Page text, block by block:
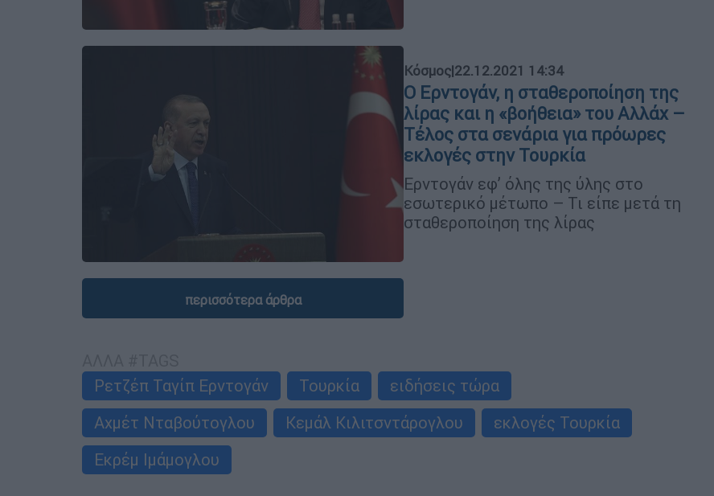
Κόσμος|22.12.2021 14:34
Ο Ερντογάν, η σταθεροποίηση της
λίρας και η «βοήθεια» του Αλλάχ –
Τέλος στα σενάρια για πρόωρες
εκλογές στην Τουρκία
Ερντογάν εφ’ όλης της ύλης στο
εσωτερικό μέτωπο – Τι είπε μετά τη
σταθεροποίηση της λίρας
περισσότερα άρθρα
Ρετζέπ Ταγίπ Ερντογάν
Τουρκία
ειδήσεις τώρα
Αχμέτ Νταβούτογλου
Κεμάλ Κιλιτσντάρογλου
εκλογές Τουρκία
Εκρέμ Ιμάμογλου